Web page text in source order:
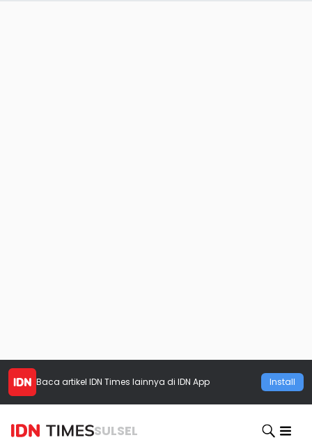
Baca artikel IDN Times lainnya di IDN App Install
SULSEL